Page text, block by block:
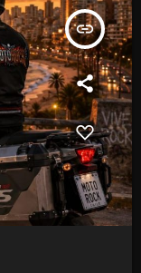
insert_link